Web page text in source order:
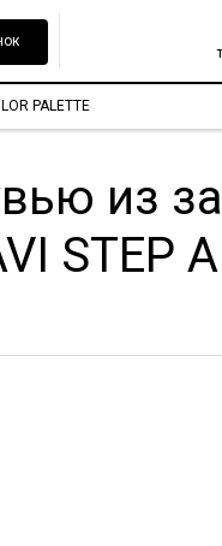
PALETTE
из
STEP